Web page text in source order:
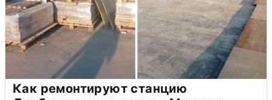
Как ремонтируют станцию